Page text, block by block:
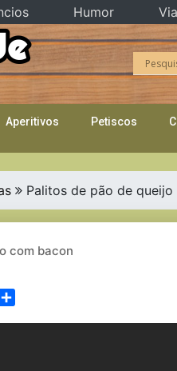
Aperitivos Petiscos
Palitos de pão de
com bacon
Copy
Humor